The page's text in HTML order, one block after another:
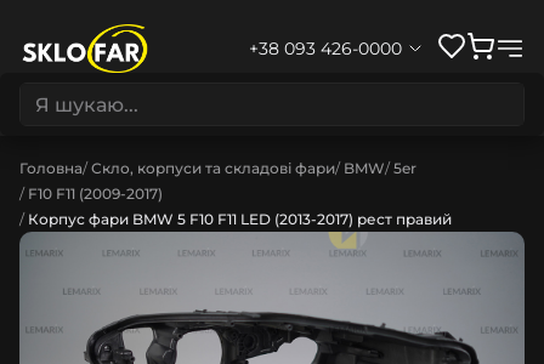
+38 093 426-0000
Головна Скло, корпуси та складові фари BMW 5er
F10 F11 (2009-2017)
Корпус фари BMW 5 F10 F11 LED (2013-2017) рест правий